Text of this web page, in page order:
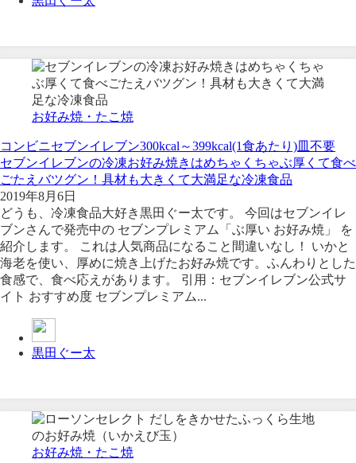
お好み焼・たこ焼
コンビニセブンイレブン300kcal～399kcal(1食あたり)皿不要
セブンイレブンの冷凍お好み焼きはめちゃくちゃぶ厚くて食べ
ごたえバツグン！具材も大きくて大満足な冷凍食品
2019年8月6日
どうも、冷凍食品大好き黒田ぐー太です。 今回はセブンイレ
ブンさんで発売中の セブンプレミアム「ぶ厚い お好み焼」 を
紹介します。 これは人気商品になること間違いなし！ いかと
海老を使い、厚めに焼き上げたお好み焼です。ふんわりとした
食感で、食べ応えがあります。 引用：セブンイレブン公式サ
イト おすすめ度 セブンプレミアム...
黒田ぐー太
お好み焼・たこ焼